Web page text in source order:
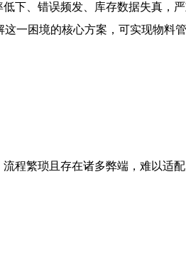
下、错误频发、库存数据失真，
一困境的核心方案，可实现物料管
程繁琐且存在诸多弊端，难以适